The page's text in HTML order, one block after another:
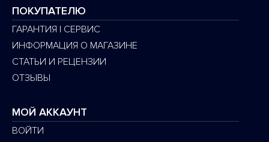
ПОКУПАТЕЛЮ
ГАРАНТИЯ | СЕРВИС
ИНФОРМАЦИЯ О МАГАЗИНЕ
СТАТЬИ И РЕЦЕНЗИИ
ОТЗЫВЫ
МОЙ АККАУНТ
ВОЙТИ